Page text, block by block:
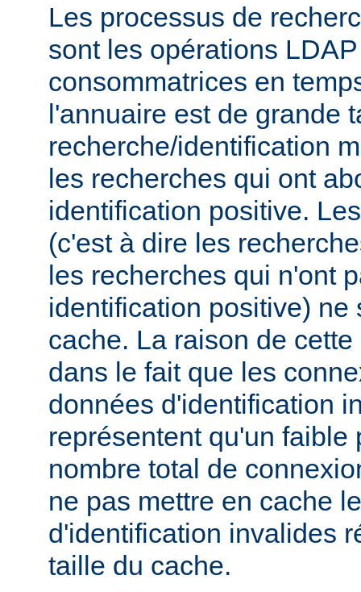
Les processus de
sont les opérations
consommatrices en
l'annuaire est de grande
recherche/identification
les recherches qui ont
identification positive.
(c'est à dire les
les recherches qui n'ont
identification positive) ne
cache. La raison de
dans le fait que les
données d'identification
représentent qu'un faible
nombre total de
ne pas mettre en cache
d'identification invalides
taille du cache.